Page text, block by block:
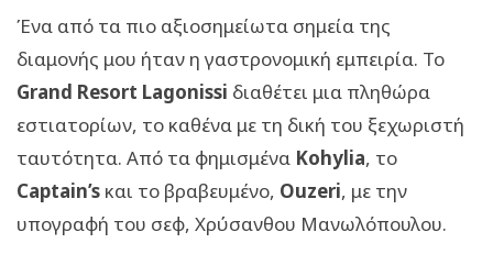
Ένα από τα πιο αξιοσημείωτα σημεία της
διαμονής μου ήταν η γαστρονομική εμπειρία. Το
Grand Resort Lagonissi διαθέτει μια πληθώρα
εστιατορίων, το καθένα με τη δική του ξεχωριστή
ταυτότητα. Από τα φημισμένα Kohylia, το
Captain’s και το βραβευμένο, Ouzeri, με την
υπογραφή του σεφ, Χρύσανθου Μανωλόπουλου.